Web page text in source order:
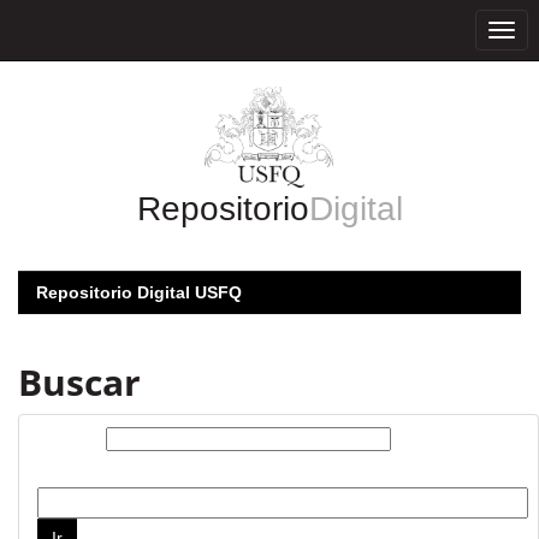
RepositorioDigital
Repositorio Digital USFQ
Buscar